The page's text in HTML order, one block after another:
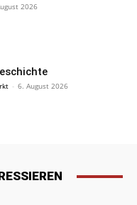
2026
- 6. August 2026